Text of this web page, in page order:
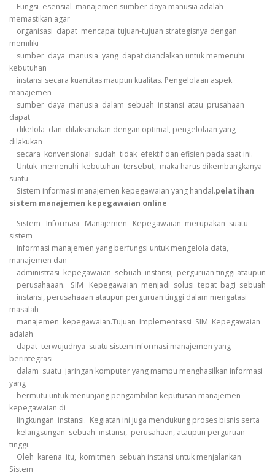
Fungsi esensial manajemen sumber daya manusia adalah
memastikan agar
organisasi dapat mencapai tujuan-tujuan strategisnya dengan
memiliki
sumber daya manusia yang dapat diandalkan untuk memenuhi
kebutuhan
instansi secara kuantitas maupun kualitas. Pengelolaan aspek
manajemen
sumber daya manusia dalam sebuah instansi atau prusahaan
dapat
dikelola dan dilaksanakan dengan optimal, pengelolaan yang
dilakukan
secara konvensional sudah tidak efektif dan efisien pada saat ini.
Untuk memenuhi kebutuhan tersebut, maka harus dikembangkanya
suatu
Sistem informasi manajemen kepegawaian yang handal.pelatihan
sistem manajemen kepegawaian online
Sistem Informasi Manajemen Kepegawaian merupakan suatu
sistem
informasi manajemen yang berfungsi untuk mengelola data,
manajemen dan
administrasi kepegawaian sebuah instansi, perguruan tinggi ataupun
perusahaaan. SIM Kepegawaian menjadi solusi tepat bagi sebuah
instansi, perusahaaan ataupun perguruan tinggi dalam mengatasi
masalah
manajemen kepegawaian.Tujuan Implementassi SIM Kepegawaian
adalah
dapat terwujudnya suatu sistem informasi manajemen yang
berintegrasi
dalam suatu jaringan komputer yang mampu menghasilkan informasi
yang
bermutu untuk menunjang pengambilan keputusan manajemen
kepegawaian di
lingkungan instansi. Kegiatan ini juga mendukung proses bisnis serta
kelangsungan sebuah instansi, perusahaan, ataupun perguruan
tinggi.
Oleh karena itu, komitmen sebuah instansi untuk menjalankan
Sistem